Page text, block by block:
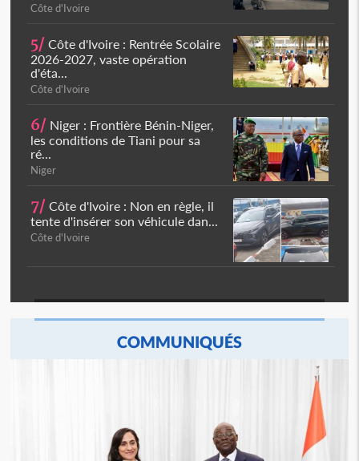
Côte d'Ivoire
5/ Côte d'Ivoire : Rentrée Scolaire
2026-2027, vaste opération
d'éta...
Côte d'Ivoire
6/ Niger : Frontière Bénin-Niger,
les conditions de Tiani pour sa
ré...
Niger
7/ Côte d'Ivoire : Non en règle, il
tente d'insérer son véhicule dan...
Côte d'Ivoire
COMMUNIQUÉS